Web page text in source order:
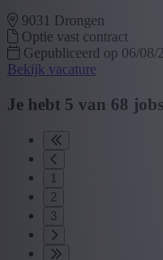
9031 Drongen
Optie vast contract
Gepubliceerd op 06/08/
Bekijk vacature
Je hebt 5 van 68
1
2
3